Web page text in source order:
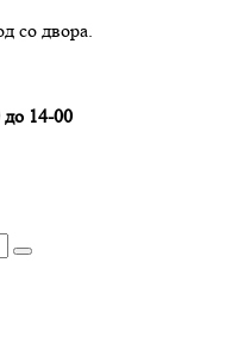
со двора.
14-00